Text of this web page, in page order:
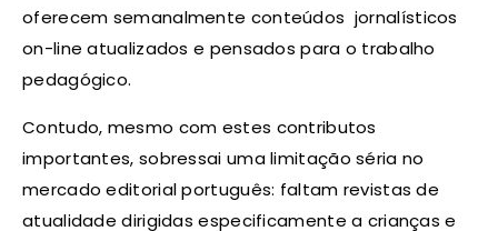
oferecem semanalmente conteúdos jornalísticos
on-line atualizados e pensados para o trabalho
pedagógico.
Contudo, mesmo com estes contributos
importantes, sobressai uma limitação séria no
mercado editorial português: faltam revistas de
atualidade dirigidas especificamente a crianças e